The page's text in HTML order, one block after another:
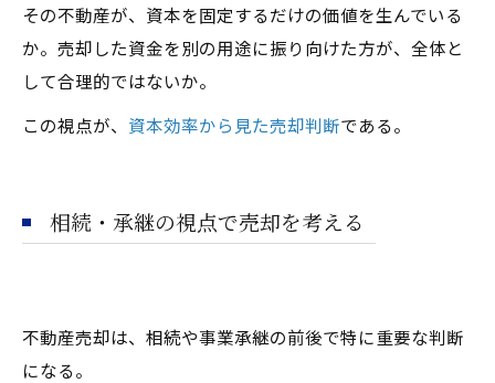
その不動産が、資本を固定するだけの価値を生んでいる
か。売却した資金を別の用途に振り向けた方が、全体と
して合理的ではないか。
この視点が、 資本効率から見た売却判断である。
相続・承継の視点で売却を考える
不動産売却は、相続や事業承継の前後で特に重要な判断
になる。